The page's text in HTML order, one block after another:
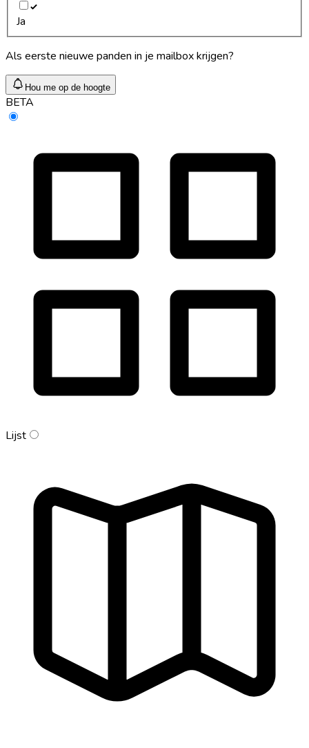
Ja
Als eerste nieuwe panden in je mailbox krijgen?
Hou me op de hoogte
BETA
Lijst